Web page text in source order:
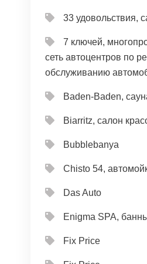
33 удовольствия,
7 ключей,
сеть автоцентров по
обслуживанию
Baden-Baden,
Biarritz, салон
Bubblebanya
Chisto 54,
Das Auto
Enigma SPA,
Fix Price